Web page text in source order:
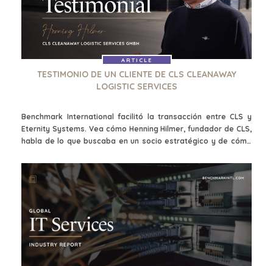
ARTICLE
TESTIMONIO DE UN CLIENTE DE CLS CLEANAWAY
LOGISTIC SERVICES
Benchmark International facilitó la transacción entre CLS y
Eternity Systems. Vea cómo Henning Hilmer, fundador de CLS,
habla de lo que buscaba en un socio estratégico y de cómo
HOME
ABOUT
EXECUTIVES
DEALMAKERS
SUPPORT
TEAM SEARCH
AWARDS
GIVING BACK
PROCESS
THE NUMBERS
BUYERS
EXPLORE OUR
OPPORTUNITIES
STRATEGIC BUYER
INDIVIDUAL
BUYER
WHY
BENCHMARK?
BUYER
RESOURCES
EVENTS
BUYER EVENTS